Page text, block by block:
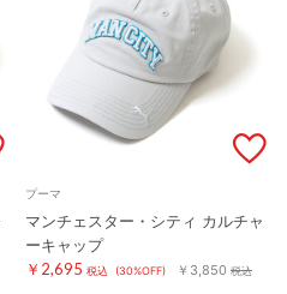
プーマ
マンチェスター・シティ カルチャ
ーキャップ
￥2,695 税込 (30%OFF) ￥3,850 税込